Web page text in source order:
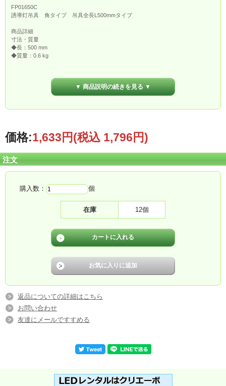
FP01650C
誘導灯吊具 角タイプ 吊具全長L500mmタイプ
商品詳細
寸法・質量
◆長：500 mm
◆質量：0.6 kg
◆配線用コード付
◆吊具全長L500mmタイプ、角タイプ
◆平成11年の消防法施行規則第28条の3改正に伴い、誘導灯の設置高さ制限が原則
【適合器具】FA10316C
【適合器具】FA10318C
【適合器具】FA10322C
【適合器具】FA10326C
【適合器具】FA20316C
【適合器具】FA20318C
【適合器具】FA20322C
【適合器具】FA20328C
【適合器具】FA20390C
【適合器具】FA40312C
【適合器具】FA40318C
【適合器具】FA40322C
【適合器具】FA40326C
ください。
◆注）現場加工での吊具全長変更はできません。
▼ 商品説明の続きを見る ▼
価格:1,633円(税込 1,796円)
注文
購入数： 個
在庫 12個
返品についての詳細はこちら
お問い合わせ
友達にメールですすめる